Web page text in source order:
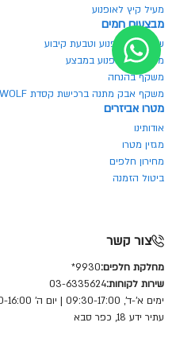
מעיל קיץ לאופנוע
מבצעים חמים
שרשרת לאופנוע וטבעת קיבוע
מנעולים לאופנוע במבצע
משקף בהנחה
משקף אבק מתנה ברכישת קסדת WOLF
מטרו אביזרים
אודותינו
מגזין מטרו
מחירון חלפים
ביטול הזמנה
צור קשר
מחלקת חלפים:9930*
שירות לקוחות:03-6335624
ימים א'-ד', 09:30-17:00 | יום ה' 9:30-16:00
עתיר ידע 18, כפר סבא